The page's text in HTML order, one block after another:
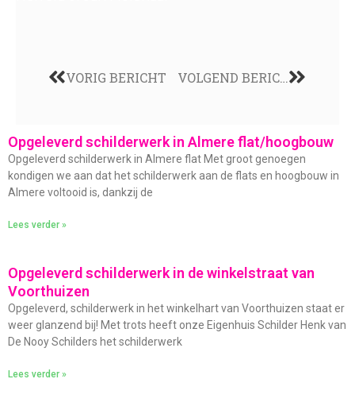
VORIG BERICHT VOLGEND BERICHT
Opgeleverd schilderwerk in Almere flat/hoogbouw
Opgeleverd schilderwerk in Almere flat Met groot genoegen
kondigen we aan dat het schilderwerk aan de flats en hoogbouw in
Almere voltooid is, dankzij de
Lees verder »
Opgeleverd schilderwerk in de winkelstraat van
Voorthuizen
Opgeleverd, schilderwerk in het winkelhart van Voorthuizen staat er
weer glanzend bij! Met trots heeft onze Eigenhuis Schilder Henk van
De Nooy Schilders het schilderwerk
Lees verder »